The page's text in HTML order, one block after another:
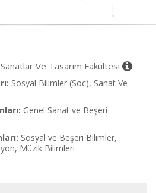
Ve Tasarım Fakültesi
Sosyal Bilimler (Soc), Sanat Ve
Genel Sanat ve Beşeri
Sosyal ve Beşeri Bilimler,
Müzik Bilimleri